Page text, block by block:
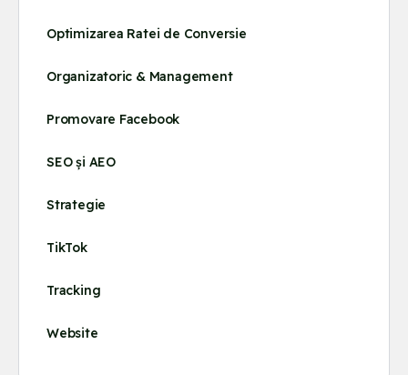
Optimizarea Ratei de Conversie
Organizatoric & Management
Promovare Facebook
SEO și AEO
Strategie
TikTok
Tracking
Website